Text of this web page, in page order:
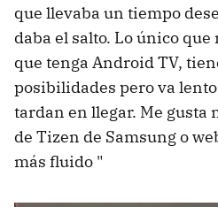
que llevaba un tiempo
daba el salto. Lo único que
que tenga Android TV,
posibilidades pero va
tardan en llegar. Me gusta
de Tizen de Samsung o
más fluido "